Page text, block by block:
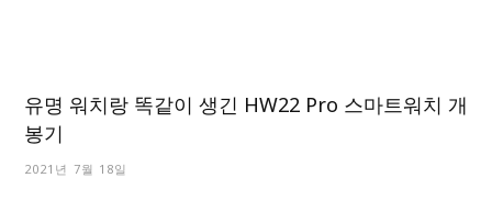
유명 워치랑 똑같이 생긴 HW22 Pro 스마트워치 개
봉기
2021년 7월 18일